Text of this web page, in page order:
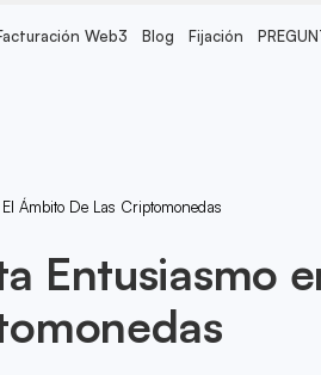
Web3 Blog Fijación
Ámbito De Las Criptomonedas
Entusiasmo